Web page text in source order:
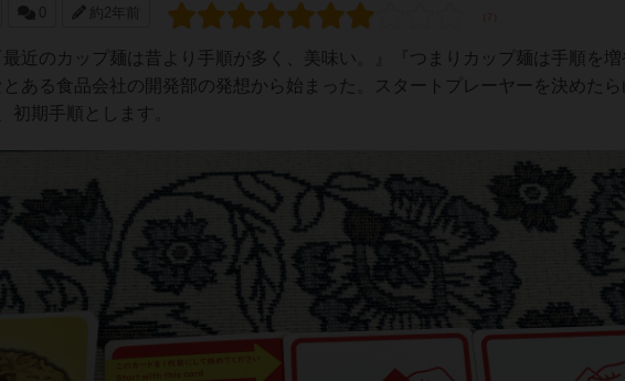
0 約2年前
最近のカップ麺は昔より手順が多く、美味い。』『つまりカップ麺は手順を
とある食品会社の開発部の発想から始まった。スタートプレーヤーを決めたら
初期手順とします。